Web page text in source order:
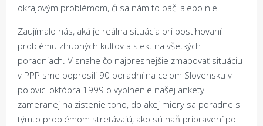
okrajovým problémom, či sa nám to páči alebo nie.
Zaujímalo nás, aká je reálna situácia pri postihovaní
problému zhubných kultov a siekt na všetkých
poradniach. V snahe čo najpresnejšie zmapovať situáciu
v PPP sme poprosili 90 poradní na celom Slovensku v
polovici októbra 1999 o vyplnenie našej ankety
zameranej na zistenie toho, do akej miery sa poradne s
týmto problémom stretávajú, ako sú naň pripravení po